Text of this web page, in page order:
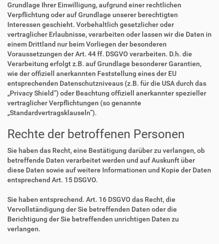
Grundlage Ihrer Einwilligung, aufgrund einer rechtlichen
Verpflichtung oder auf Grundlage unserer berechtigten
Interessen geschieht. Vorbehaltlich gesetzlicher oder
vertraglicher Erlaubnisse, verarbeiten oder lassen wir die Daten in
einem Drittland nur beim Vorliegen der besonderen
Voraussetzungen der Art. 44 ff. DSGVO verarbeiten. D.h. die
Verarbeitung erfolgt z.B. auf Grundlage besonderer Garantien,
wie der offiziell anerkannten Feststellung eines der EU
entsprechenden Datenschutzniveaus (z.B. für die USA durch das
„Privacy Shield“) oder Beachtung offiziell anerkannter spezieller
vertraglicher Verpflichtungen (so genannte
„Standardvertragsklauseln“).
Rechte der betroffenen Personen
Sie haben das Recht, eine Bestätigung darüber zu verlangen, ob
betreffende Daten verarbeitet werden und auf Auskunft über
diese Daten sowie auf weitere Informationen und Kopie der Daten
entsprechend Art. 15 DSGVO.
Sie haben entsprechend. Art. 16 DSGVO das Recht, die
Vervollständigung der Sie betreffenden Daten oder die
Berichtigung der Sie betreffenden unrichtigen Daten zu
verlangen.